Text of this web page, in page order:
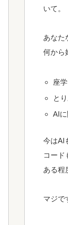
いて。
あなた
何から
座学
と
AI
今はAI
コード
ある程
マジで